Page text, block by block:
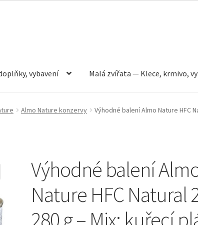
vybavení Malá zvířata — Klece, krmivo,
vybavení Můj účet Obchod Pokladna Vše pro kočky
Almo Nature konzervy Výhodné balení Almo Nature HFC
Výhodné balení
Nature HFC Natural
280 g – Mix: kuřecí